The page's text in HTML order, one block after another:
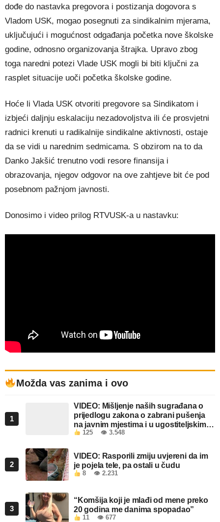
dođe do nastavka pregovora i postizanja dogovora s
Vladom USK, mogao posegnuti za sindikalnim mjerama,
uključujući i mogućnost odgađanja početka nove školske
godine, odnosno organizovanja štrajka. Upravo zbog
toga naredni potezi Vlade USK mogli bi biti ključni za
rasplet situacije uoči početka školske godine.
Hoće li Vlada USK otvoriti pregovore sa Sindikatom i
izbjeći daljnju eskalaciju nezadovoljstva ili će prosvjetni
radnici krenuti u radikalnije sindikalne aktivnosti, ostaje
da se vidi u narednim sedmicama. S obzirom na to da
Danko Jakšić trenutno vodi resore finansija i
obrazovanja, njegov odgovor na ove zahtjeve bit će pod
posebnom pažnjom javnosti.
Donosimo i video prilog RTVUSK-a u nastavku:
Možda vas zanima i ovo
1
VIDEO: Mišljenje naših sugrađana o
prijedlogu zakona o zabrani pušenja
na javnim mjestima i u ugostiteljskim
objektima u FBiH
125 👁 3.548
2
VIDEO: Rasporili zmiju uvjereni da im
je pojela tele, pa ostali u čudu
8 👁 2.231
3
“Komšija koji je mlađi od mene preko
20 godina me danima spopadao”
11 👁 677